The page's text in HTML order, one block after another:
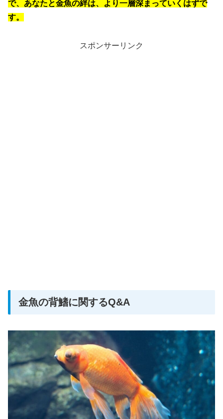
で、あなたと金魚の絆は、より一層深まっていくはずで
す。
スポンサーリンク
金魚の背鰭に関するQ&A